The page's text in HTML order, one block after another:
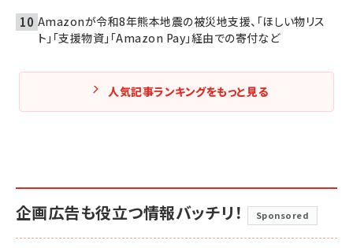
Amazonが令和8年熊本地震の被災地支援、「ほしい物リス
ト」「支援物資」「Amazon Pay」経由での寄付など
人気記事ランキングをもっと見る
企画広告も役立つ情報バッチリ！ Sponsored